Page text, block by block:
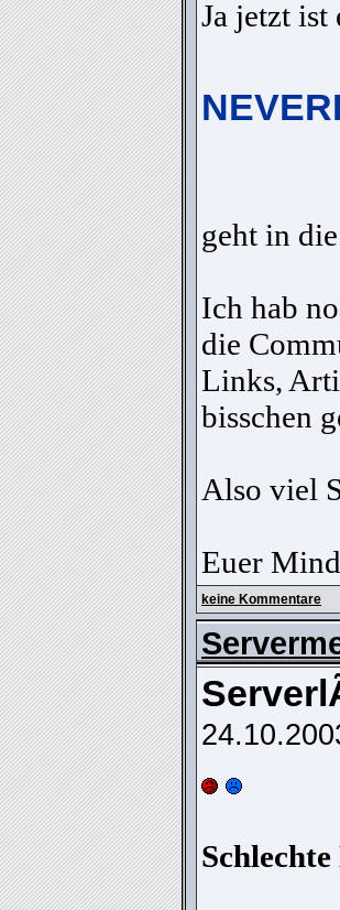
Ja jetzt ist
geht in
Ich hab
die
Links,
bisschen
Also viel
Euer
keine Kommentare